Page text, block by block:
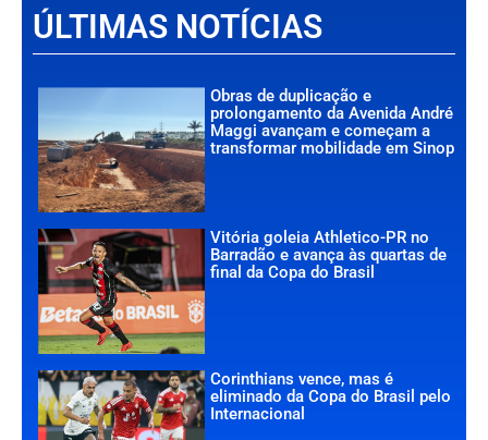
ÚLTIMAS NOTÍCIAS
Obras de duplicação e
prolongamento da Avenida André
Maggi avançam e começam a
transformar mobilidade em Sinop
Vitória goleia Athletico-PR no
Barradão e avança às quartas de
final da Copa do Brasil
Corinthians vence, mas é
eliminado da Copa do Brasil pelo
Internacional